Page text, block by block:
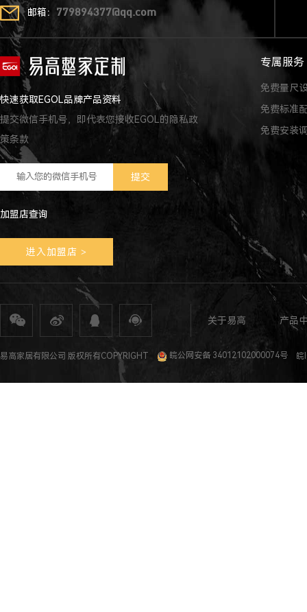
邮箱： 779894377@qq.com
快速获取EGOL品牌产品资料
提交微信手机号，即代表您接收EGOL的隐私政
策条款
加盟店查询
进入加盟店 >
专属服务
免费量尺
免费标准
免费安装
关于易高 产品
全屋定制 定制家具 整体家居 衣柜定制 橱柜定制 全屋定制加盟 全屋整装 全屋定制
易高家居有限公司 版权所有COPYRIGHT 皖公网安备 34012102000074号 皖